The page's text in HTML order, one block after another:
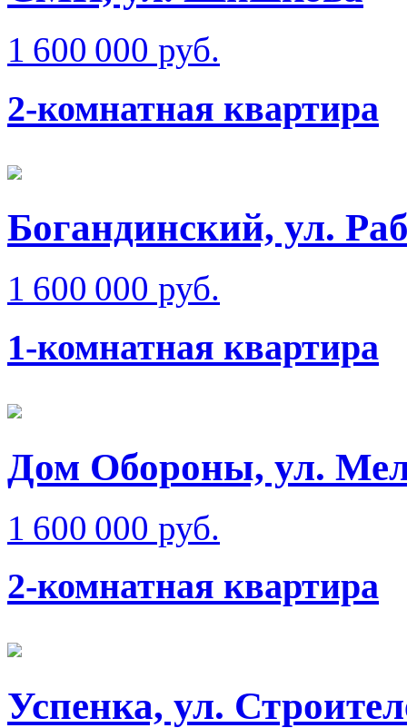
1 600 000 руб.
2-комнатная квартира
Богандинский, ул.
1 600 000 руб.
1-комнатная квартира
Дом Обороны, ул.
1 600 000 руб.
2-комнатная квартира
Успенка, ул.